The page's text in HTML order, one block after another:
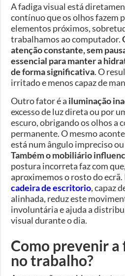
A fadiga visual está
contínuo que os olhos fazem
elementos próximos,
trabalhamos ao computador.
atenção constante, sem
essencial para manter a
de forma significativa. O
irritado e menos capaz de
Outro fator é a iluminação
excesso de luz direta ou por
escuro, obrigando os olhos a
permanente. O mesmo
está num ângulo impreciso
Também o mobiliário
postura incorreta faz com
aproximemos o rosto do
cadeira de escritorio, capaz
alinhada, reduz este
involuntária e ajuda a
visual durante o dia.
Como prevenir a
no trabalho?